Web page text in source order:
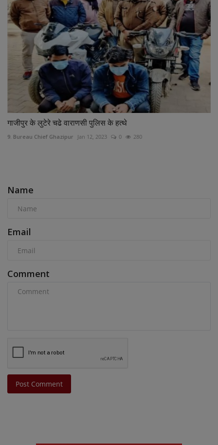
गाजीपुर के लुटेरे चढे वाराणसी पुलिस के हत्थे
9. Bureau Chief Ghazipur Jan 12, 2023 0 280
Name
Email
Comment
Post Comment